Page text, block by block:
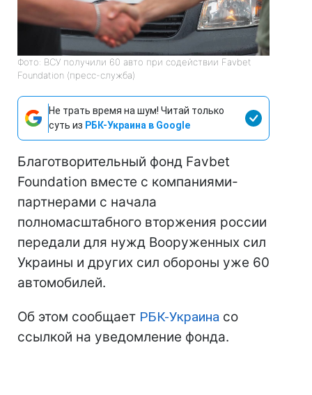
Фото: ВСУ получили 60 авто при содействии Favbet
Foundation (пресс-служба)
Не трать время на шум! Читай только
суть из РБК-Украина в Google
Благотворительный фонд Favbet
Foundation вместе с компаниями-
партнерами с начала
полномасштабного вторжения россии
передали для нужд Вооруженных сил
Украины и других сил обороны уже 60
автомобилей.
Об этом сообщает РБК-Украина со
ссылкой на уведомление фонда.